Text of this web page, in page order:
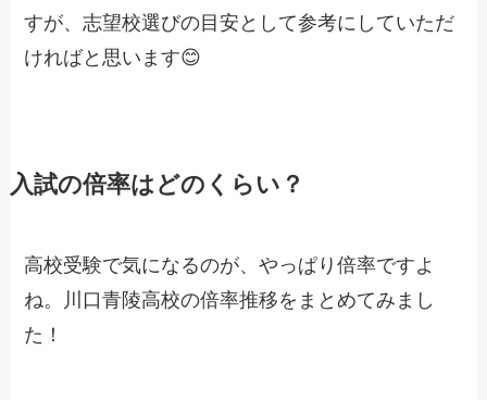
すが、志望校選びの目安として参考にしていただ
ければと思います😊
入試の倍率はどのくらい？
高校受験で気になるのが、やっぱり倍率ですよ
ね。川口青陵高校の倍率推移をまとめてみまし
た！